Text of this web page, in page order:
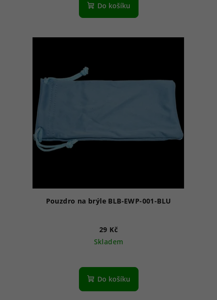
Do košíku
Pouzdro na brýle BLB-EWP-001-BLU
29 Kč
Skladem
Do košíku